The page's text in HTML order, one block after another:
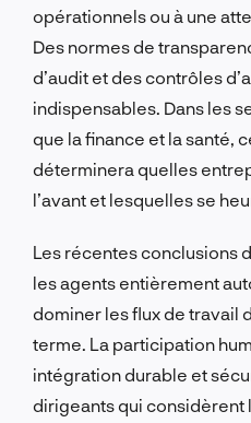
opérationnels ou à une
Des normes de
d’audit et des contrôles
indispensables. Dans les
que la finance et la santé,
déterminera quelles
l’avant et lesquelles se
Les récentes conclusions
les agents entièrement
dominer les flux de travail
terme. La participation
intégration durable et
dirigeants qui considèrent